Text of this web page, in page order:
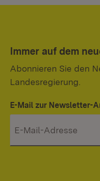
Immer auf dem
Abonnieren Sie den
Landesregierung.
E-Mail zur Newsletter-